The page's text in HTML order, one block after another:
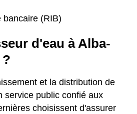
bancaire (RIB)
d'eau à Alba-
?
et la distribution de
service public confié aux
choisissent d'assurer